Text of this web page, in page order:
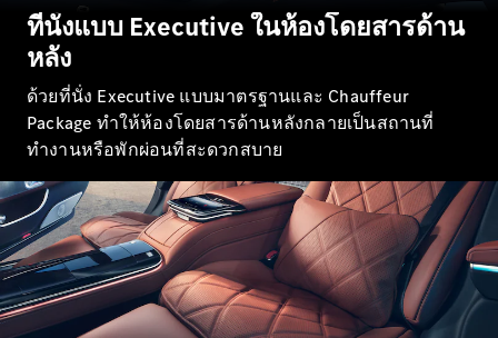
EQS
SUV
ไฟฟ้า 100%
Mercedes-
Maybach
EQS SUV
GLA
GLC
GLC Coupé
GLE
GLS
Mercedes-
Maybach
GLS
G-
ไฟฟ้า 100%
ที่นั่งแบบ Executive ในห้องโดยสารด้าน
หลัง
ด้วยที่นั่ง Executive แบบมาตรฐานและ Chauffeur
Package ทำให้ห้องโดยสารด้านหลังกลายเป็นสถานที่
ทำงานหรือพักผ่อนที่สะดวกสบาย